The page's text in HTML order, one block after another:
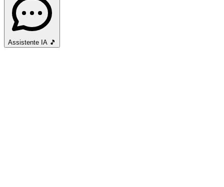
Assistente IA 🎵